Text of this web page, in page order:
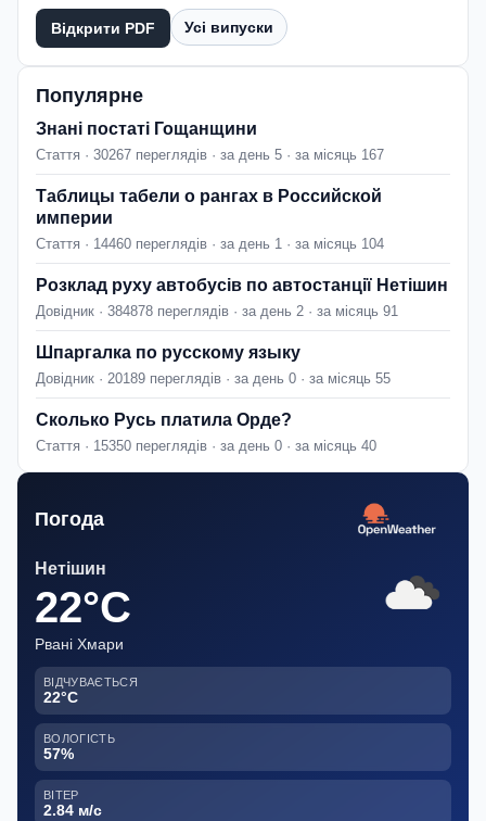
Відкрити PDF Усі випуски
Популярне
Знані постаті Гощанщини
Стаття · 30267 переглядів · за день 5 · за місяць 167
Таблицы табели о рангах в Российской
империи
Стаття · 14460 переглядів · за день 1 · за місяць 104
Розклад руху автобусів по автостанції Нетішин
Довідник · 384878 переглядів · за день 2 · за місяць 91
Шпаргалка по русскому языку
Довідник · 20189 переглядів · за день 0 · за місяць 55
Сколько Русь платила Орде?
Стаття · 15350 переглядів · за день 0 · за місяць 40
Погода
Нетішин
22°C
Рвані Хмари
ВІДЧУВАЄТЬСЯ
22°C
ВОЛОГІСТЬ
57%
ВІТЕР
2.84 м/с